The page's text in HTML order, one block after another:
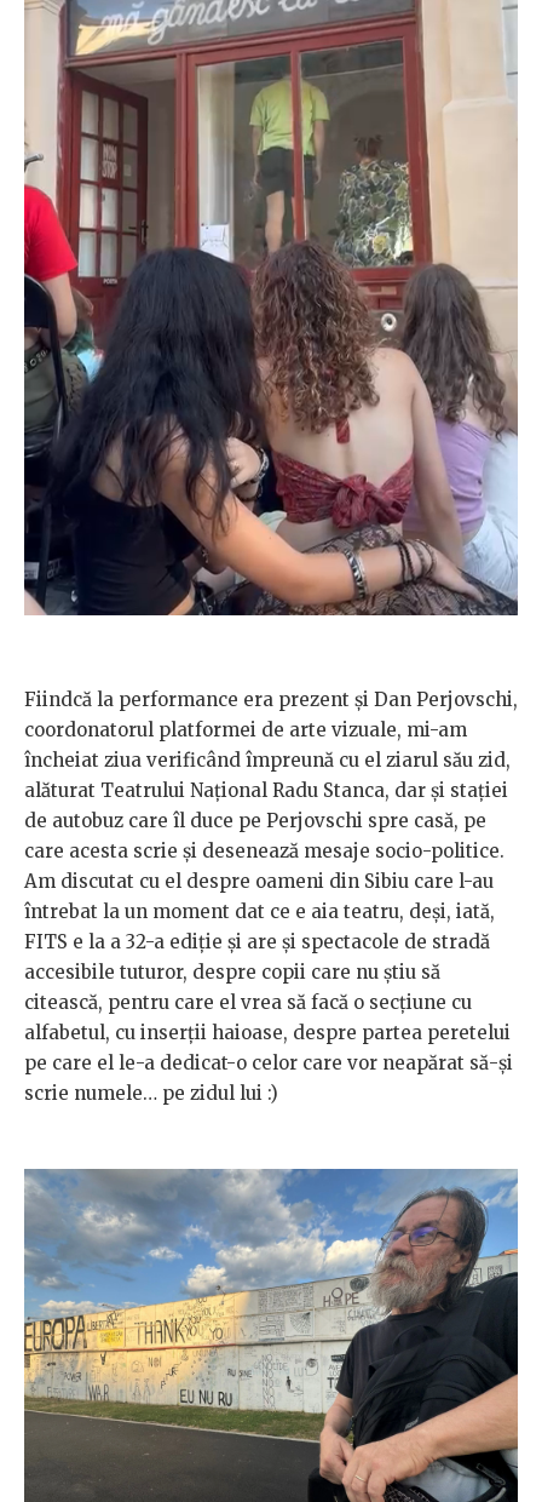
Fiindcă la performance era prezent și Dan Perjovschi,
coordonatorul platformei de arte vizuale, mi-am
încheiat ziua verificând împreună cu el ziarul său zid,
alăturat Teatrului Național Radu Stanca, dar și stației
de autobuz care îl duce pe Perjovschi spre casă, pe
care acesta scrie și desenează mesaje socio-politice.
Am discutat cu el despre oameni din Sibiu care l-au
întrebat la un moment dat ce e aia teatru, deși, iată,
FITS e la a 32-a ediție și are și spectacole de stradă
accesibile tuturor, despre copii care nu știu să
citească, pentru care el vrea să facă o secțiune cu
alfabetul, cu inserții haioase, despre partea peretelui
pe care el le-a dedicat-o celor care vor neapărat să-și
scrie numele… pe zidul lui :)